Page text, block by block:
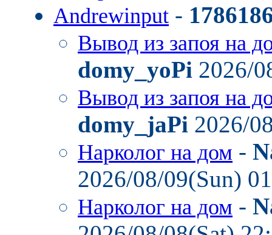
Andrewinput -
Вывод из запоя на
domy_yoPi 2026/
Вывод из запоя на
domy_jaPi 2026/
Нарколог на дом -
2026/08/09(Sun)
Нарколог на дом -